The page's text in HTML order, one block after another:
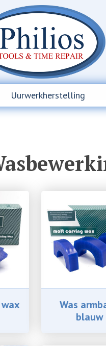
Uurwerkherstelling
Was
blauw